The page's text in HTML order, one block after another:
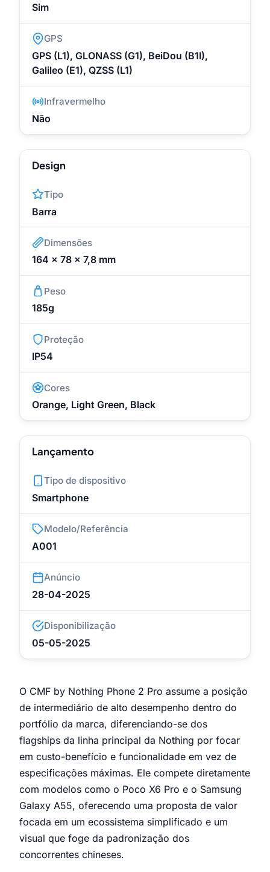
Sim
GPS
GPS (L1), GLONASS (G1), BeiDou (B1I),
Galileo (E1), QZSS (L1)
Infravermelho
Não
Design
Tipo
Barra
Dimensões
164 x 78 x 7,8 mm
Peso
185g
Proteção
IP54
Cores
Orange, Light Green, Black
Lançamento
Tipo de dispositivo
Smartphone
Modelo/Referência
A001
Anúncio
28-04-2025
Disponibilização
05-05-2025
O CMF by Nothing Phone 2 Pro assume a posição
de intermediário de alto desempenho dentro do
portfólio da marca, diferenciando-se dos
flagships da linha principal da Nothing por focar
em custo-benefício e funcionalidade em vez de
especificações máximas. Ele compete diretamente
com modelos como o Poco X6 Pro e o Samsung
Galaxy A55, oferecendo uma proposta de valor
focada em um ecossistema simplificado e um
visual que foge da padronização dos
concorrentes chineses.